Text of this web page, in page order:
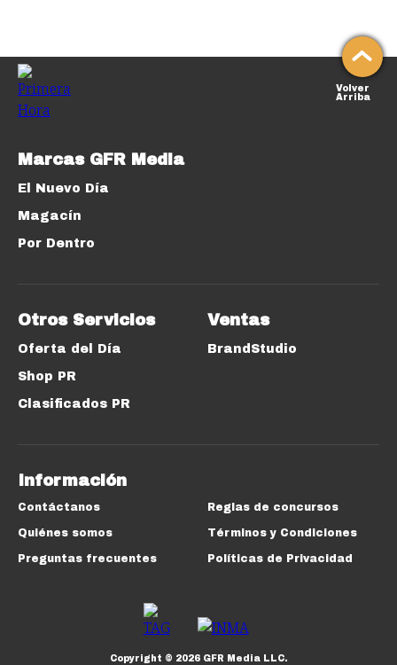
Volver
Arriba
Marcas GFR Media
El Nuevo Día
Magacín
Por Dentro
Otros Servicios
Oferta del Día
Shop PR
Clasificados PR
Ventas
BrandStudio
Información
Contáctanos
Quiénes somos
Preguntas frecuentes
Reglas de concursos
Términos y Condiciones
Políticas de Privacidad
Copyright © 2026GFR Media LLC.